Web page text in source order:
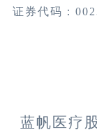
证券代码：
蓝帆医疗